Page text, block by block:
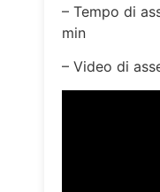
– Tempo di
min
– Video di